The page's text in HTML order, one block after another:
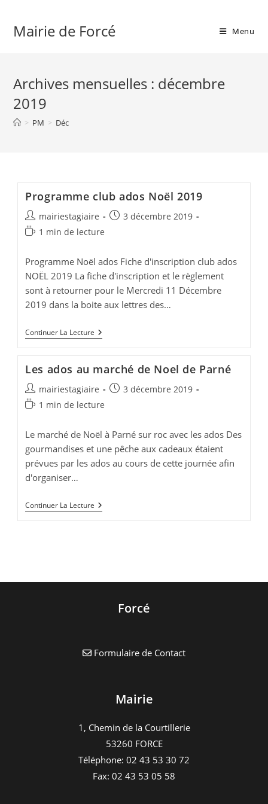
contentMairie de Forcé Menu
Archives mensuelles : décembre
2019
> PM > Déc
Programme club ados Noël 2019
Auteur/autrice
de
mairiestagiaire
Publication
3 décembre 2019
Temps
lecture :
1 min de lecture
Programme Noël ados Fiche d'inscription club ados
NOËL 2019 La fiche d'inscription et le règlement
sont à retourner pour le Mercredi 11 Décembre
2019 dans la boite aux lettres des…
Continuer La Lecture Programme
Club
2019
Les ados au marché de Noel de Parné
Auteur/autrice
de
mairiestagiaire
Publication
3 décembre 2019
Temps
lecture :
1 min de lecture
Le marché de Noël à Parné sur roc avec les ados Des
gourmandises et une pêche aux cadeaux étaient
prévues par les ados au cours de cette journée afin
d'organiser…
Continuer La Lecture Les
Ados
Forcé
Formulaire de Contact
Mairie
1, Chemin de la Courtillerie
53260 FORCE
Téléphone: 02 43 53 30 72
Fax: 02 43 53 05 58